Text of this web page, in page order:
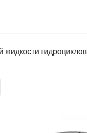
гидроциклов